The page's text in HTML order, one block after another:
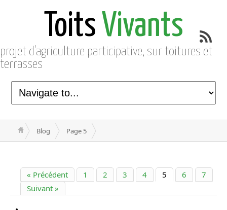
Toits Vivants
projet d'agriculture participative, sur toitures et
terrasses
Blog Page 5
« Précédent 1 2 3 4 5 6
7
Suivant »